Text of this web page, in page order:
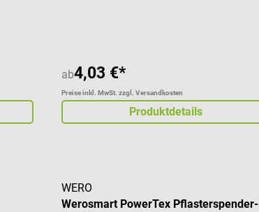
ab4,03 €*
Preise inkl. MwSt. zzgl. Versandkosten
Produktdetails
WERO
Werosmart PowerTex Pflasterspender-